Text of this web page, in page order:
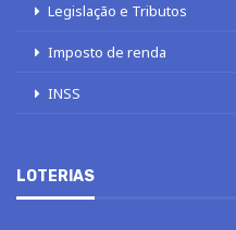
Legislação e Tributos
Imposto de renda
INSS
LOTERIAS